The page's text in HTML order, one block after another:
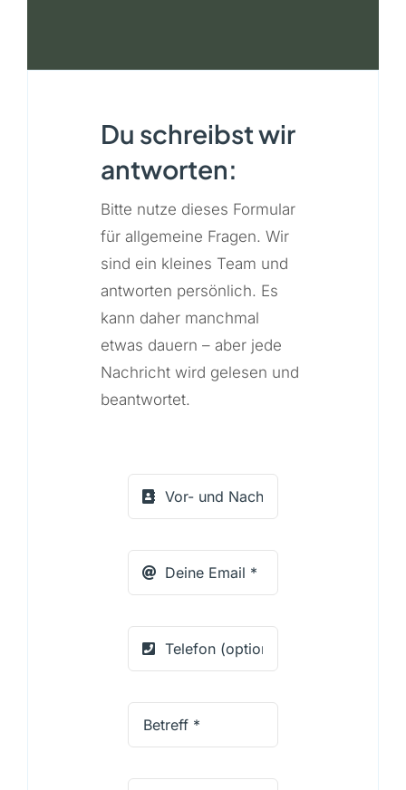
Du schreibst wir
antworten:
Bitte nutze dieses Formular
für allgemeine Fragen. Wir
sind ein kleines Team und
antworten persönlich. Es
kann daher manchmal
etwas dauern – aber jede
Nachricht wird gelesen und
beantwortet.